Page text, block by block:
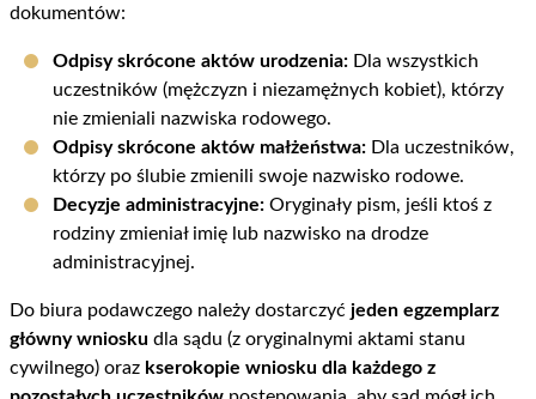
dokumentów:
Odpisy skrócone aktów urodzenia: Dla wszystkich
uczestników (mężczyzn i niezamężnych kobiet), którzy
nie zmieniali nazwiska rodowego.
Odpisy skrócone aktów małżeństwa: Dla uczestników,
którzy po ślubie zmienili swoje nazwisko rodowe.
Decyzje administracyjne: Oryginały pism, jeśli ktoś z
rodziny zmieniał imię lub nazwisko na drodze
administracyjnej.
Do biura podawczego należy dostarczyć jeden egzemplarz
główny wniosku dla sądu (z oryginalnymi aktami stanu
cywilnego) oraz kserokopie wniosku dla każdego z